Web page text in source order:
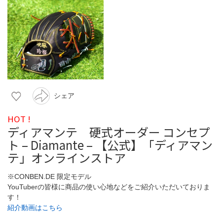
シェア
HOT !
ディアマンテ 硬式オーダー コンセプ
ト – Diamante – 【公式】「ディアマン
テ」オンラインストア
※CONBEN.DE 限定モデル
YouTuberの皆様に商品の使い心地などをご紹介いただいておりま
す！
紹介動画はこちら